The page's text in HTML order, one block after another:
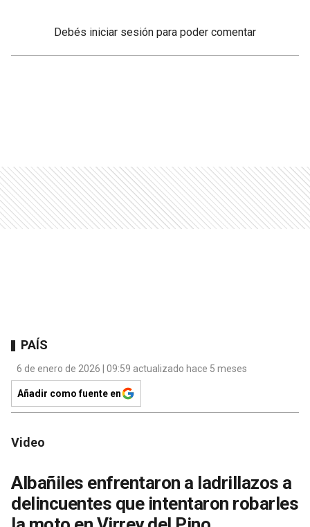
Debés iniciar sesión para poder comentar
PAÍS
6 de enero de 2026 | 09:59 actualizado hace 5 meses
Añadir como fuente en
Video
Albañiles enfrentaron a ladrillazos a
delincuentes que intentaron robarles